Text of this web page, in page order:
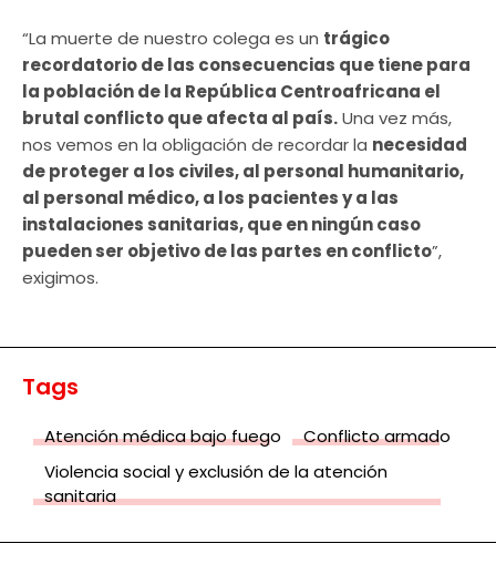
“La muerte de nuestro colega es un trágico
recordatorio de las consecuencias que tiene para
la población de la República Centroafricana el
brutal conflicto que afecta al país.Una vez más,
nos vemos en la obligación de recordar la necesidad
de proteger a los civiles, al personal humanitario,
al personal médico, a los pacientes y a las
instalaciones sanitarias, que en ningún caso
pueden ser objetivo de las partes en conflicto”,
exigimos.
Tags
Atención médica bajo fuego
Conflicto armado
Violencia social y exclusión de la atención
sanitaria